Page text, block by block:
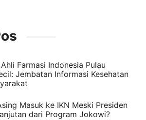
Farmasi Indonesia Pulau
Jembatan Informasi Kesehatan
Masuk ke IKN Meski Presiden
dari Program Jokowi?